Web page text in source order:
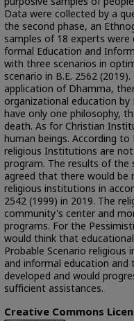
Data were collected by a
the second phase, an
samples of 18 experts
formal Education and
with three scenarios in
scenario in B.E. 2562
application of Dhamma,
organizational education
have only one philosophy,
death. As for Christian
human beings. According
religious Institutions are
program. The results of the
agreed that there would be
religious institutions in
2542 (1999) in 2019. The
community's center and
programs. For the
would think that
Probable Scenario
and informal education and
developed and would
sufficient assistances.
Creative Commons